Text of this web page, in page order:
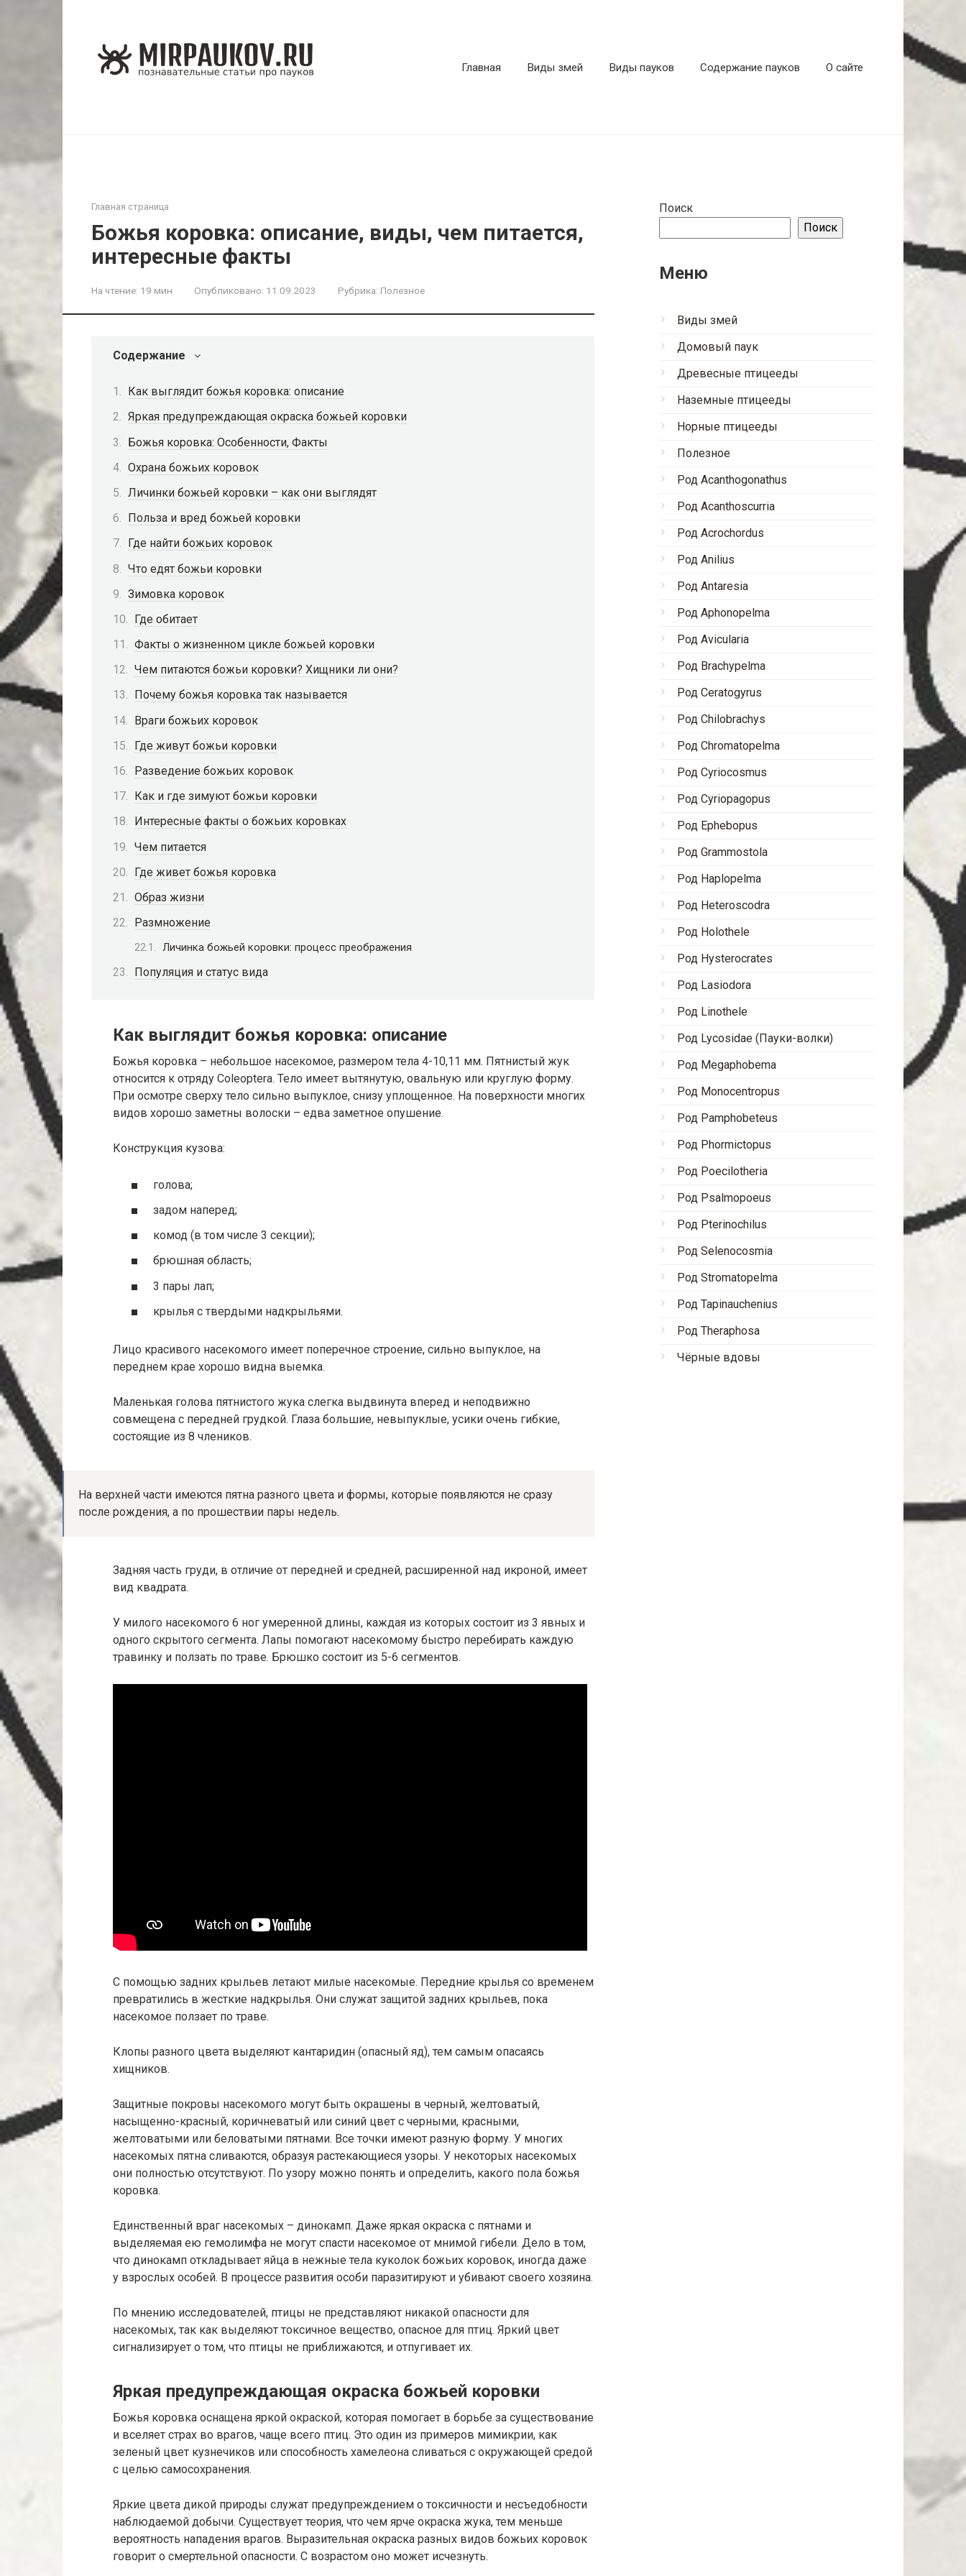
Главная Виды змей Виды пауков Содержание пауков О сайте
Главная страница
Божья коровка: описание, виды, чем питается,
интересные факты
На чтение: 19 мин Опубликовано: 11.09.2023 Рубрика: Полезное
Содержание
Как выглядит божья коровка: описание
Яркая предупреждающая окраска божьей коровки
Божья коровка: Особенности, Факты
Охрана божьих коровок
Личинки божьей коровки – как они выглядят
Польза и вред божьей коровки
Где найти божьих коровок
Что едят божьи коровки
Зимовка коровок
Где обитает
Факты о жизненном цикле божьей коровки
Чем питаются божьи коровки? Хищники ли они?
Почему божья коровка так называется
Враги божьих коровок
Где живут божьи коровки
Разведение божьих коровок
Как и где зимуют божьи коровки
Интересные факты о божьих коровках
Чем питается
Где живет божья коровка
Образ жизни
Размножение
Личинка божьей коровки: процесс преображения
Популяция и статус вида
Как выглядит божья коровка: описание
Божья коровка – небольшое насекомое, размером тела 4-10,11 мм. Пятнистый жук
относится к отряду Coleoptera. Тело имеет вытянутую, овальную или круглую форму.
При осмотре сверху тело сильно выпуклое, снизу уплощенное. На поверхности многих
видов хорошо заметны волоски – едва заметное опушение.
Конструкция кузова:
голова;
задом наперед;
комод (в том числе 3 секции);
брюшная область;
3 пары лап;
крылья с твердыми надкрыльями.
Лицо красивого насекомого имеет поперечное строение, сильно выпуклое, на
переднем крае хорошо видна выемка.
Маленькая голова пятнистого жука слегка выдвинута вперед и неподвижно
совмещена с передней грудкой. Глаза большие, невыпуклые, усики очень гибкие,
состоящие из 8 члеников.
На верхней части имеются пятна разного цвета и формы, которые появляются не сразу
после рождения, а по прошествии пары недель.
Задняя часть груди, в отличие от передней и средней, расширенной над икроной, имеет
вид квадрата.
У милого насекомого 6 ног умеренной длины, каждая из которых состоит из 3 явных и
одного скрытого сегмента. Лапы помогают насекомому быстро перебирать каждую
травинку и ползать по траве. Брюшко состоит из 5-6 сегментов.
С помощью задних крыльев летают милые насекомые. Передние крылья со временем
превратились в жесткие надкрылья. Они служат защитой задних крыльев, пока
насекомое ползает по траве.
Клопы разного цвета выделяют кантаридин (опасный яд), тем самым опасаясь
хищников.
Защитные покровы насекомого могут быть окрашены в черный, желтоватый,
насыщенно-красный, коричневатый или синий цвет с черными, красными,
желтоватыми или беловатыми пятнами. Все точки имеют разную форму. У многих
насекомых пятна сливаются, образуя растекающиеся узоры. У некоторых насекомых
они полностью отсутствуют. По узору можно понять и определить, какого пола божья
коровка.
Единственный враг насекомых – динокамп. Даже яркая окраска с пятнами и
выделяемая ею гемолимфа не могут спасти насекомое от мнимой гибели. Дело в том,
что динокамп откладывает яйца в нежные тела куколок божьих коровок, иногда даже
у взрослых особей. В процессе развития особи паразитируют и убивают своего хозяина.
По мнению исследователей, птицы не представляют никакой опасности для
насекомых, так как выделяют токсичное вещество, опасное для птиц. Яркий цвет
сигнализирует о том, что птицы не приближаются, и отпугивает их.
Яркая предупреждающая окраска божьей коровки
Божья коровка оснащена яркой окраской, которая помогает в борьбе за существование
и вселяет страх во врагов, чаще всего птиц. Это один из примеров мимикрии, как
зеленый цвет кузнечиков или способность хамелеона сливаться с окружающей средой
с целью самосохранения.
Яркие цвета дикой природы служат предупреждением о токсичности и несъедобности
наблюдаемой добычи. Существует теория, что чем ярче окраска жука, тем меньше
вероятность нападения врагов. Выразительная окраска разных видов божьих коровок
говорит о смертельной опасности. С возрастом оно может исчезнуть.
Поиск
Поиск
Меню
Виды змей
Домовый паук
Древесные птицееды
Наземные птицееды
Норные птицееды
Полезное
Род Acanthogonathus
Род Acanthoscurria
Род Acrochordus
Род Anilius
Род Antaresia
Род Aphonopelma
Род Avicularia
Род Brachypelma
Род Ceratogyrus
Род Chilobrachys
Род Chromatopelma
Род Cyriocosmus
Род Cyriopagopus
Род Ephebopus
Род Grammostola
Род Haplopelma
Род Heteroscodra
Род Holothele
Род Hysterocrates
Род Lasiodora
Род Linothele
Род Lycosidae (Пауки-волки)
Род Megaphobema
Род Monocentropus
Род Pamphobeteus
Род Phormictopus
Род Poecilotheria
Род Psalmopoeus
Род Pterinochilus
Род Selenocosmia
Род Stromatopelma
Род Tapinauchenius
Род Theraphosa
Чёрные вдовы